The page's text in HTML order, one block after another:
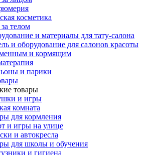
косметика
телом
и материалы для тату-салона
и оборудование для салонов красоты
и кормящим
и парики
товары
и игры
комната
для кормления
и игры на улице
и автокресла
для школы и обучения
и гигиена